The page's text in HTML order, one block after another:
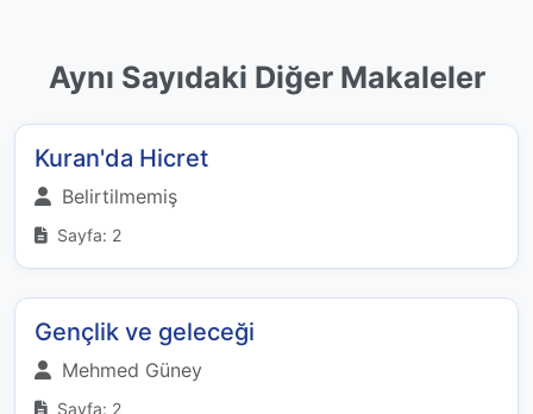
Aynı Sayıdaki Diğer Makaleler
Kuran'da Hicret
Belirtilmemiş
Sayfa: 2
Gençlik ve geleceği
Mehmed Güney
Sayfa: 2